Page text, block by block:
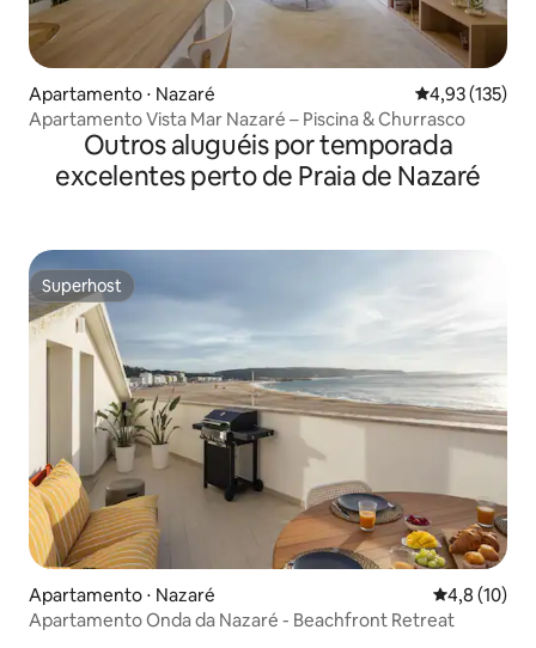
Apartamento ⋅ Nazaré 4,93 de uma
4,93 (135)
Apartamento Vista Mar Nazaré – Piscina & Churrasco
Outros aluguéis por temporada
excelentes perto de Praia de Nazaré
Superhost
Superhost
Apartamento ⋅ Nazaré 4,8 de uma
4,8 (10)
Apartamento Onda da Nazaré - Beachfront Retreat